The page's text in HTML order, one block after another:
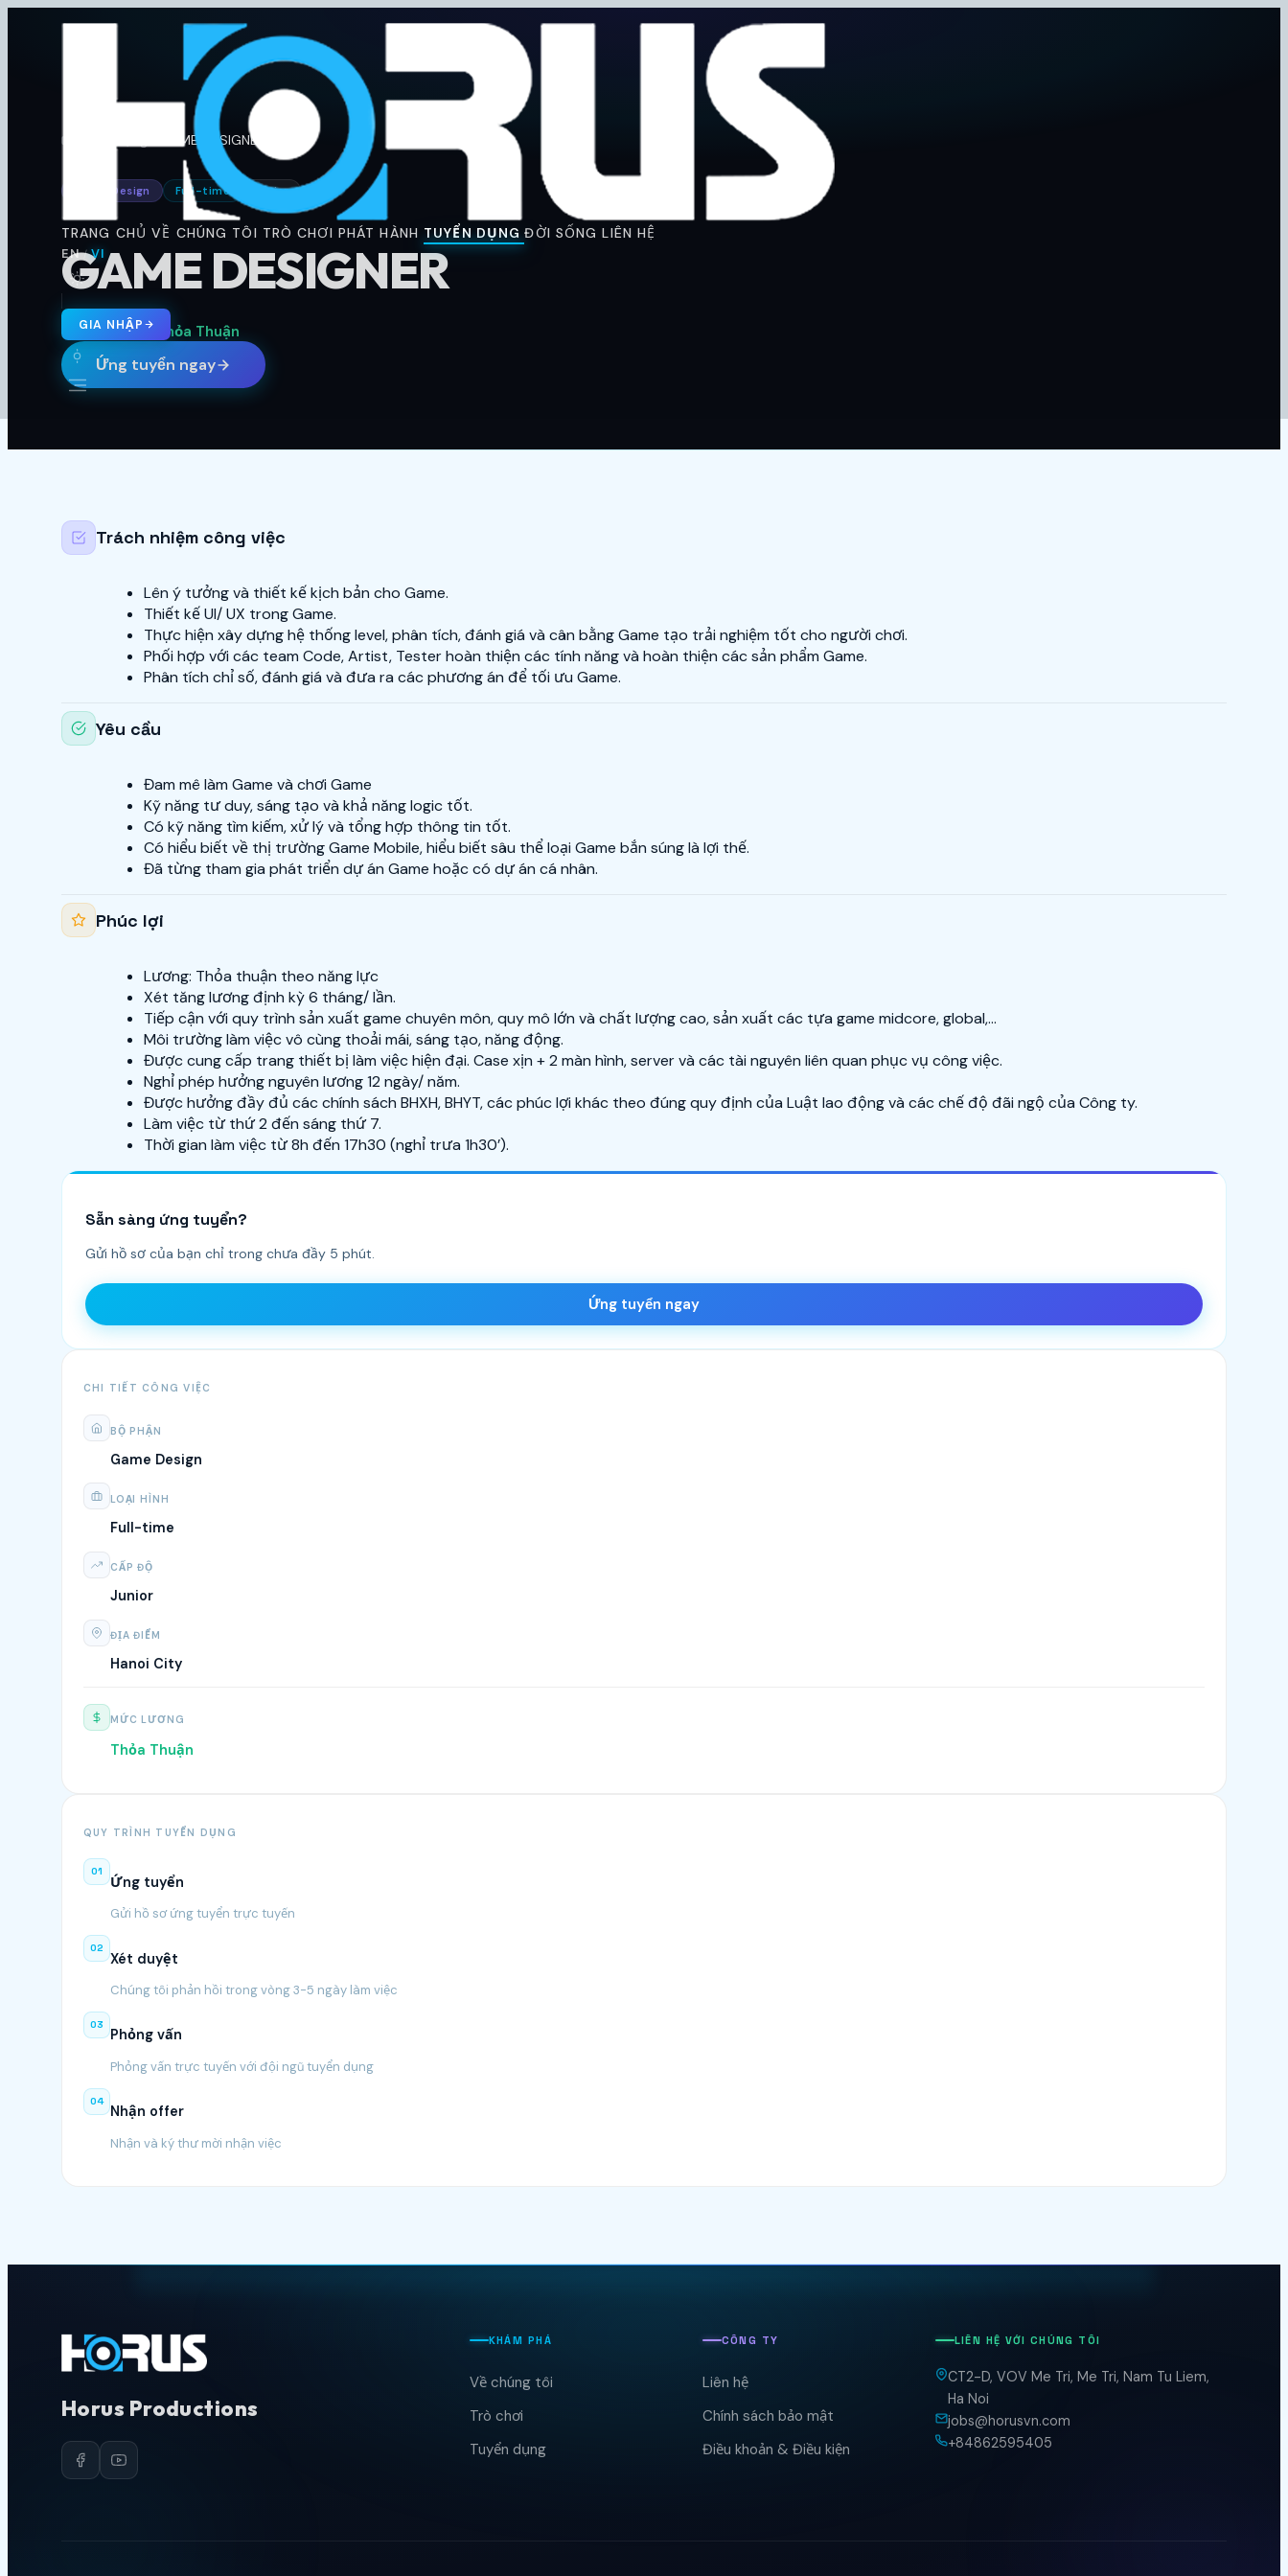
TRANG CHỦVỀ CHÚNG TÔI TRÒ CHƠI PHÁT HÀNH TUYỂN DỤNGĐỜI SỐNGLIÊN HỆ
EN / VI
GIA NHẬP
🇬🇧 EN/🇻🇳 VI
GAME DESIGNER
Game Design Full-time Junior
GAME DESIGNER
Hanoi City Thỏa Thuận
Ứng tuyển ngay
Trách nhiệm công việc
Lên ý tưởng và thiết kế kịch bản cho Game.
Thiết kế UI/ UX trong Game.
Thực hiện xây dựng hệ thống level, phân tích, đánh giá và cân bằng Game tạo trải nghiệm tốt cho người chơi.
Phối hợp với các team Code, Artist, Tester hoàn thiện các tính năng và hoàn thiện các sản phẩm Game.
Phân tích chỉ số, đánh giá và đưa ra các phương án để tối ưu Game.
Yêu cầu
Đam mê làm Game và chơi Game
Kỹ năng tư duy, sáng tạo và khả năng logic tốt.
Có kỹ năng tìm kiếm, xử lý và tổng hợp thông tin tốt.
Có hiểu biết về thị trường Game Mobile, hiểu biết sâu thể loại Game bắn súng là lợi thế.
Đã từng tham gia phát triển dự án Game hoặc có dự án cá nhân.
Phúc lợi
Lương: Thỏa thuận theo năng lực
Xét tăng lương định kỳ 6 tháng/ lần.
Tiếp cận với quy trình sản xuất game chuyên môn, quy mô lớn và chất lượng cao, sản xuất các tựa game midcore, global,...
Môi trường làm việc vô cùng thoải mái, sáng tạo, năng động.
Được cung cấp trang thiết bị làm việc hiện đại. Case xịn + 2 màn hình, server và các tài nguyên liên quan phục vụ công việc.
Nghỉ phép hưởng nguyên lương 12 ngày/ năm.
Được hưởng đầy đủ các chính sách BHXH, BHYT, các phúc lợi khác theo đúng quy định của Luật lao động và các chế độ đãi ngộ của Công ty.
Làm việc từ thứ 2 đến sáng thứ 7.
Thời gian làm việc từ 8h đến 17h30 (nghỉ trưa 1h30’).
Sẵn sàng ứng tuyển?
Gửi hồ sơ của bạn chỉ trong chưa đầy 5 phút.
Ứng tuyển ngay
CHI TIẾT CÔNG VIỆC
BỘ PHẬN
Game Design
LOẠI HÌNH
Full-time
CẤP ĐỘ
Junior
ĐỊA ĐIỂM
Hanoi City
MỨC LƯƠNG
Thỏa Thuận
QUY TRÌNH TUYỂN DỤNG
01
Ứng tuyển
Gửi hồ sơ ứng tuyển trực tuyến
02
Xét duyệt
Chúng tôi phản hồi trong vòng 3-5 ngày làm việc
03
Phỏng vấn
Phỏng vấn trực tuyến với đội ngũ tuyển dụng
04
Nhận offer
Nhận và ký thư mời nhận việc
Horus Productions
KHÁM PHÁ
Về chúng tôi
Trò chơi
Tuyển dụng
CÔNG TY
Liên hệ
Chính sách bảo mật
Điều khoản & Điều kiện
LIÊN HỆ VỚI CHÚNG TÔI
CT2-D, VOV Me Tri, Me Tri, Nam Tu Liem,
Ha Noi
jobs@horusvn.com
+84862595405